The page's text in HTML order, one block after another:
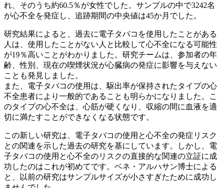
れ、そのうち約60.5％が女性でした。サンプルの中で3242名
が心不全を発症し、追跡期間の中央値は45か月でした。
研究結果によると、過去に電子タバコを使用したことがある
人は、使用したことがない人と比較して心不全になる可能性
が19％高いことがわかりました。研究チームは、参加者の年
齢、性別、現在の喫煙状況が心臓病の発症に影響を与えない
ことも発見しました。
また、電子タバコの使用は、駆出率が保持されたタイプの心
不全患者により一般的であることも明らかになりました。こ
のタイプの心不全は、心筋が硬くなり、収縮の間に血液を適
切に満たすことができなくなる状態です。
この新しい研究は、電子タバコの使用と心不全の発症リスク
との関連を示した過去の研究を基にしています。しかし、電
子タバコの使用と心不全のリスクの直接的な関連の立証に成
功したのはこれが初めてです。ベネ・アルハサン博士による
と、以前の研究はサンプルサイズが小さすぎたために成功し